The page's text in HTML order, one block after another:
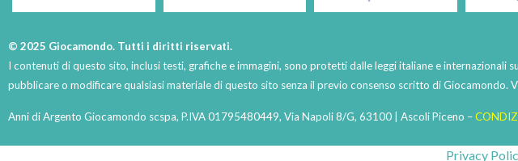
© 2025 Giocamondo. Tutti i diritti riservati.
I contenuti di questo sito, inclusi testi, grafiche e immagini, sono protetti dalle leggi italiane e
pubblicare o modificare qualsiasi materiale di questo sito senza il previo consenso scritto di Giocamondo.
Anni di Argento Giocamondo scspa, P.IVA 01795480449, Via Napoli 8/G, 63100 | Ascoli Piceno –
Privacy